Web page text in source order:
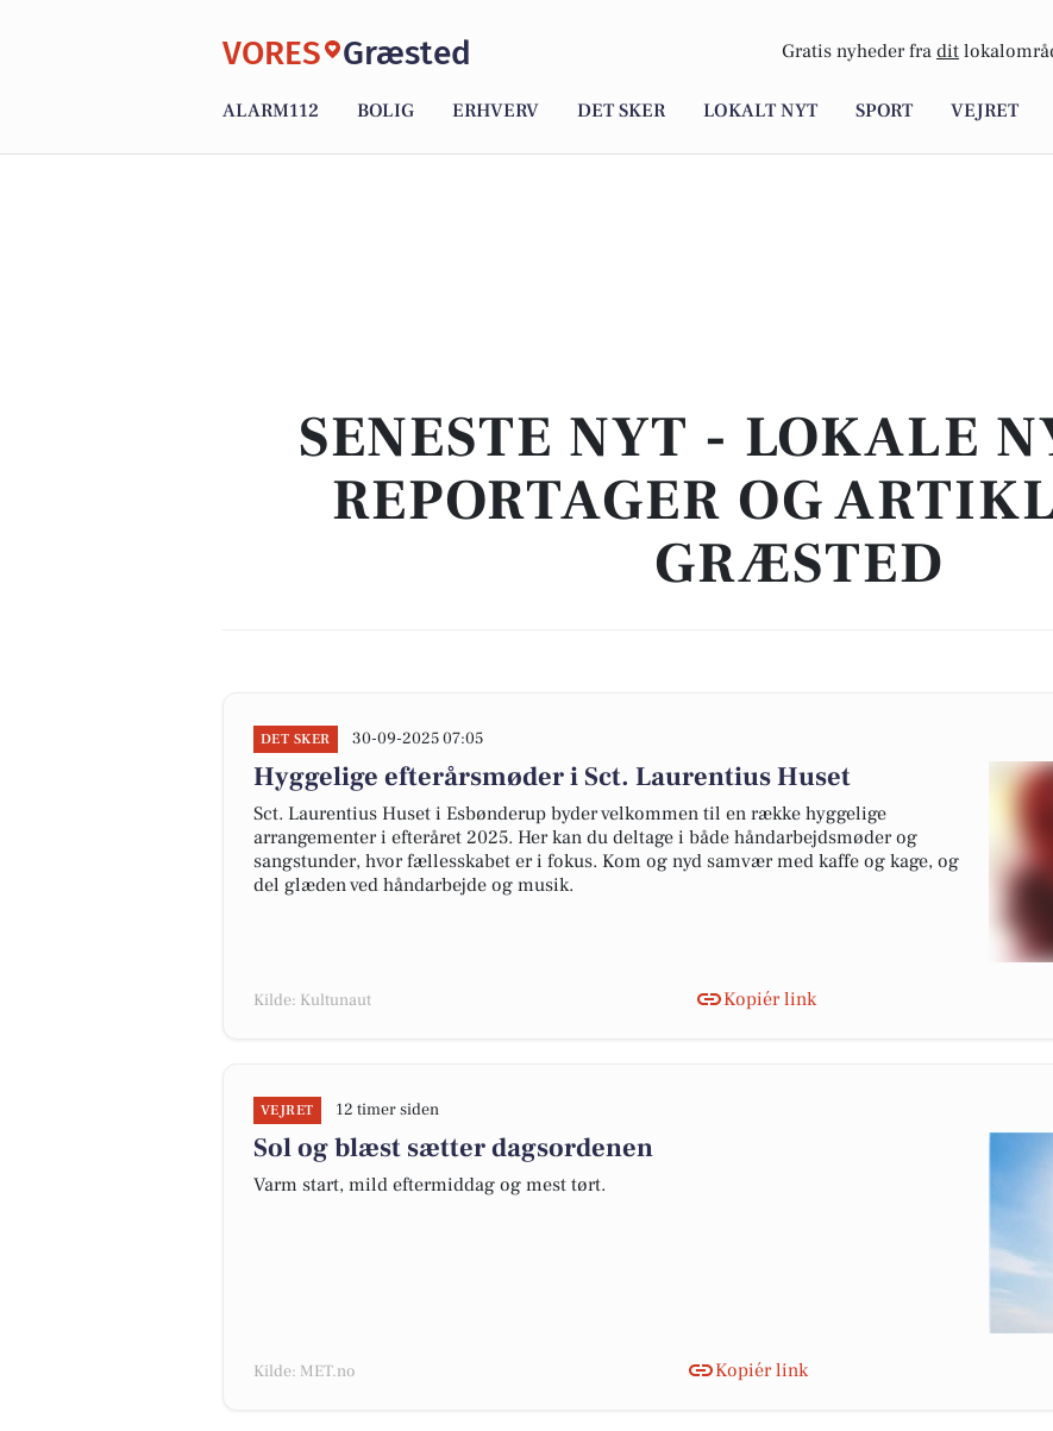
VORES Græsted Gratis nyheder fra dit
ALARM112 BOLIG ERHVERV DET SKER LOKALT NYT SPORT VEJRET
SENESTE NYT - LOKALE
REPORTAGER OG
GRÆSTED
DET SKER 30-09-2025 07:05
Hyggelige efterårsmøder i Sct. Laurentius Huset
Sct. Laurentius Huset i Esbønderup byder velkommen til en række hyggelige
arrangementer i efteråret 2025. Her kan du deltage i både håndarbejdsmøder og
sangstunder, hvor fællesskabet er i fokus. Kom og nyd samvær med kaffe og kage, og
del glæden ved håndarbejde og musik.
Kilde: Kultunaut Kopiér link
VEJRET 12 timer siden
Sol og blæst sætter dagsordenen
Varm start, mild eftermiddag og mest tørt.
Kilde: MET.no Kopiér link